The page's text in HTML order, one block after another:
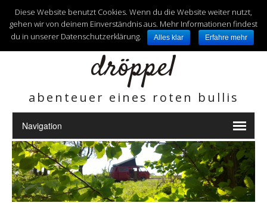
unterwegs mit
dröppel
abenteuer eines roten bullis
Diese Website benutzt Cookies. Wenn du die Website weiter nutzt,
gehen wir von deinem Einverständnis aus. Mehr Informationen findest
du in unserer Datenschutzerklärung.
Alles klar Erfahre mehr